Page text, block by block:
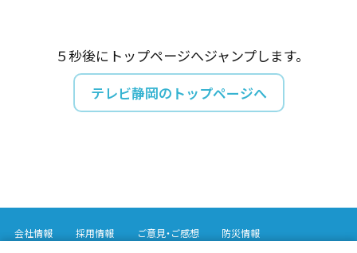
５秒後にトップページへジャンプします。
テレビ静岡のトップページへ
会社情報 採用情報 ご意見・ご感想
防災情報